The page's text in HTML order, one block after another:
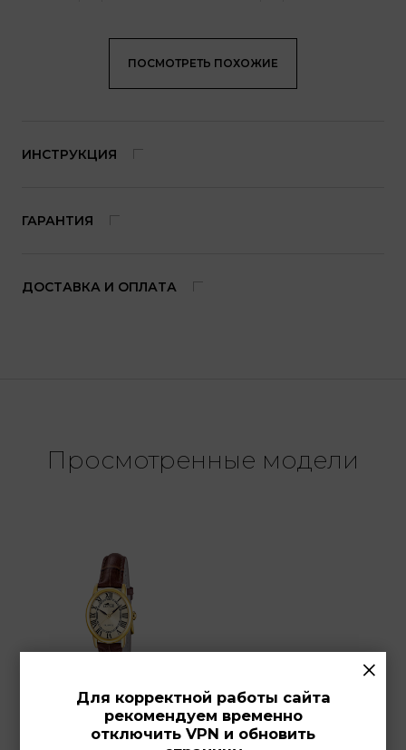
ПОСМОТРЕТЬ ПОХОЖИЕ
ИНСТРУКЦИЯ
ГАРАНТИЯ
ДОСТАВКА И ОПЛАТА
Просмотренные модели
×
Для корректной работы сайта
рекомендуем временно
отключить VPN и обновить